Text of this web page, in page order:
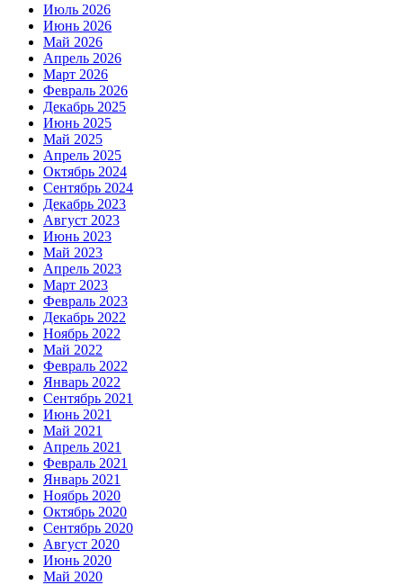
Июль 2026
Июнь 2026
Май 2026
Апрель 2026
Март 2026
Февраль 2026
Декабрь 2025
Июнь 2025
Май 2025
Апрель 2025
Октябрь 2024
Сентябрь 2024
Декабрь 2023
Август 2023
Июнь 2023
Май 2023
Апрель 2023
Март 2023
Февраль 2023
Декабрь 2022
Ноябрь 2022
Май 2022
Февраль 2022
Январь 2022
Сентябрь 2021
Июнь 2021
Май 2021
Апрель 2021
Февраль 2021
Январь 2021
Ноябрь 2020
Октябрь 2020
Сентябрь 2020
Август 2020
Июнь 2020
Май 2020